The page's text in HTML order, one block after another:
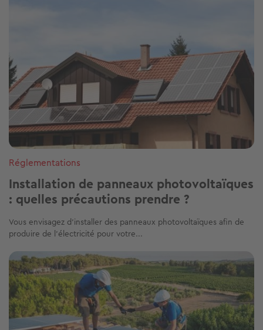
Réglementations
Installation de panneaux photovoltaïques
: quelles précautions prendre ?
Vous envisagez d’installer des panneaux photovoltaïques afin de
produire de l’électricité pour votre...
Image